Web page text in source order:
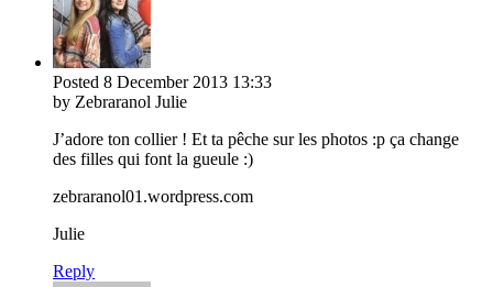
Posted 8 December 2013 13:33
by Zebraranol Julie
J’adore ton collier ! Et ta pêche sur les photos :p ça change
des filles qui font la gueule :)
zebraranol01.wordpress.com
Julie
Reply